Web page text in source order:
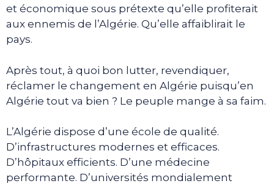
et économique sous prétexte qu’elle profiterait
aux ennemis de l’Algérie. Qu’elle affaiblirait le
pays.
Après tout, à quoi bon lutter, revendiquer,
réclamer le changement en Algérie puisqu’en
Algérie tout va bien ? Le peuple mange à sa faim.
L’Algérie dispose d’une école de qualité.
D’infrastructures modernes et efficaces.
D’hôpitaux efficients. D’une médecine
performante. D’universités mondialement